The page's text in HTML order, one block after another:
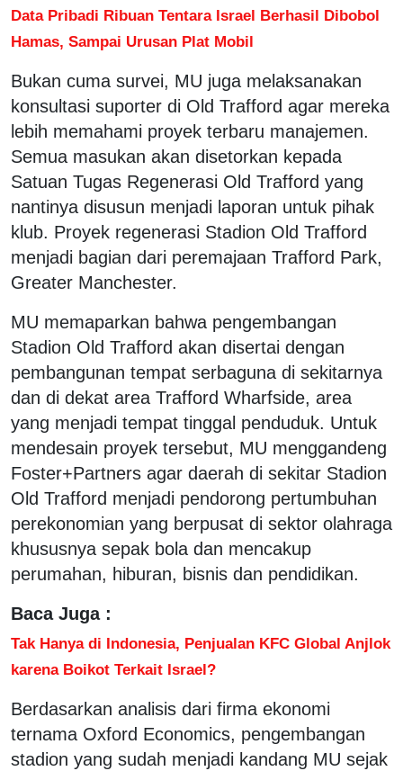
Data Pribadi Ribuan Tentara Israel Berhasil Dibobol
Hamas, Sampai Urusan Plat Mobil
Bukan cuma survei, MU juga melaksanakan
konsultasi suporter di Old Trafford agar mereka
lebih memahami proyek terbaru manajemen.
Semua masukan akan disetorkan kepada
Satuan Tugas Regenerasi Old Trafford yang
nantinya disusun menjadi laporan untuk pihak
klub. Proyek regenerasi Stadion Old Trafford
menjadi bagian dari peremajaan Trafford Park,
Greater Manchester.
MU memaparkan bahwa pengembangan
Stadion Old Trafford akan disertai dengan
pembangunan tempat serbaguna di sekitarnya
dan di dekat area Trafford Wharfside, area
yang menjadi tempat tinggal penduduk. Untuk
mendesain proyek tersebut, MU menggandeng
Foster+Partners agar daerah di sekitar Stadion
Old Trafford menjadi pendorong pertumbuhan
perekonomian yang berpusat di sektor olahraga
khususnya sepak bola dan mencakup
perumahan, hiburan, bisnis dan pendidikan.
Baca Juga :
Tak Hanya di Indonesia, Penjualan KFC Global Anjlok
karena Boikot Terkait Israel?
Berdasarkan analisis dari firma ekonomi
ternama Oxford Economics, pengembangan
stadion yang sudah menjadi kandang MU sejak